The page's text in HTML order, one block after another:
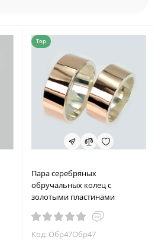
Top
Пара серебряных
обручальных колец с
золотыми пластинами
Код: Обр47Обр47